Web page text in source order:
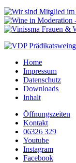
Home
Impressum
Datenschutz
Downloads
Inhalt
Öffnungszeiten
Kontakt
06326 329
Youtube
Instagram
Facebook